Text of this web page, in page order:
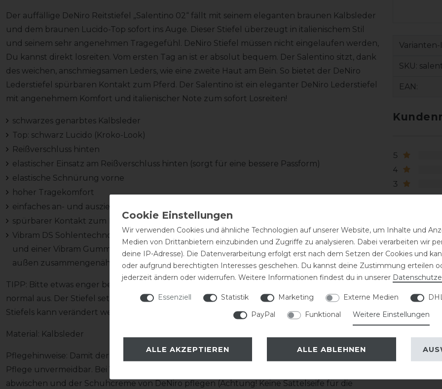
Der auffällige DeNiro Reitstiefel „Salentino 02“ fällt mit seinem eleganten braunen Kalbsleder
und dem braunen Lucido-Top sofort ins Auge. Dieser Stiefel überzeugt in italienischem Stil
und seinem sehr angenehmen Tragegefühl. DeNiro Stiefel müssen nicht eingelaufen werden,
Du kannst direkt losreiten. Vom ersten Tag an ist er absolut bequem. Der Salentino sitzt, dank
des weichen, anschmiegsamen Leders, wie eine zweite Haut am Bein. So bietet der DeNiro
Lederstiefel spürbaren Kontakt zum Pferd. Der Salentino ist ein eleganter DeNiro Lederstiefel
mit angenehmem Komfort und italienischer Note zum sofort Losreiten!
schwarzes genarbtes Kalbsleder
Top: schwarz Lucido (Kroko-Look)
Reißverschluss hinten
elastischer Einsatz am Reißverschluss hinten (sorgt für eine bessere Passform)
elastische Schnürung vorne
hoher Tragekomfort
einfaches an- und ausziehen des Stiefels
spürbarer Kontakt zum Pferd
Vibram DS Sohlentechnologie: handgefertigte Sohle bestehend aus zwei Lederschichten
und einer Vibram Gummischicht, die drei Schichten werden mit einer Doppelnaht innen und
außen zusammengenäht
TIPP: Bitte etwas enger bestellen, da der Elastikeinsatz etwas nachgibt! Die Schuhgröße fällt
normal aus. Der Stiefel setzt sich mit der Zeit um ca. 1cm. Das Top wie auch die Farbe des
Stiefels kann verändert werden! Spreche uns einfach darauf an!
Material: Kalbsleder
Pflegehinweise: Damit der Stiefel nicht in Mitleidenschaft gezogen wird, ist eine regelmäßige
Pflege unvermeidbar. Bei Verschmutzung den Stiefel zeitnah mit einem feuchten Tuch
abwischen und der Schuhcreme von DeNiro pflegen (Achtung! Keine Sattelseife für die
Varianten-
SKU:
EAN:
5
4
3
Wir verwenden Cookies und ähnliche Technologien auf unserer Website, um Inhalte und
Medien von Drittanbietern einzubinden und Zugriffe zu analysieren. Dabei verarbeiten wir
deine IP-Adresse). Die Datenverarbeitung erfolgt erst nach dem Setzen der Cookies und
oder aufgrund berechtigten Interesses geschehen. Du kannst deine Zustimmung erteilen
jederzeit ändern oder widerrufen. Weitere Informationen findest du in unserer
Essenziell Statistik Marketing Externe Medien
PayPal
Funktional Weitere Einstellungen
ALLE AKZEPTIEREN ALLE ABLEHNEN